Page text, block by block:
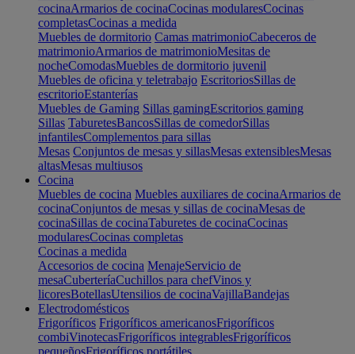
cocinaArmarios de cocinaCocinas modularesCocinas
completasCocinas a medida
Muebles de dormitorio Camas matrimonioCabeceros de
matrimonioArmarios de matrimonioMesitas de
nocheComodasMuebles de dormitorio juvenil
Muebles de oficina y teletrabajo EscritoriosSillas de
escritorioEstanterías
Muebles de Gaming Sillas gamingEscritorios gaming
Sillas TaburetesBancosSillas de comedorSillas
infantilesComplementos para sillas
Mesas Conjuntos de mesas y sillasMesas extensiblesMesas
altasMesas multiusos
Cocina
Muebles de cocina Muebles auxiliares de cocinaArmarios de
cocinaConjuntos de mesas y sillas de cocinaMesas de
cocinaSillas de cocinaTaburetes de cocinaCocinas
modularesCocinas completas
Cocinas a medida
Accesorios de cocina MenajeServicio de
mesaCuberteríaCuchillos para chefVinos y
licoresBotellasUtensilios de cocinaVajillaBandejas
Electrodomésticos
Frigoríficos Frigoríficos americanosFrigoríficos
combiVinotecasFrigoríficos integrablesFrigoríficos
pequeñosFrigoríficos portátiles